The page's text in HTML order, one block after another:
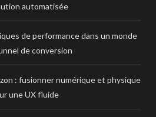
automatisée
de performance dans un monde
de conversion
: fusionner numérique et physique
une UX fluide